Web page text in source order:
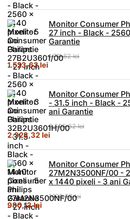
Monitor Consumer
27 inch - Black -
Garantie
1.711,62lei
Prețul inițial a fost: 1.711,62 lei.
1.523,62leiPrețul curent este:
Monitor Consumer
- 31.5 inch - Black -
ani Garantie
2.525,62lei
Prețul inițial a fost: 2.525,62 lei.
2.323,32 leiPrețul curent este:
Monitor Consumer
27M2N3500NF/00 -
x 1440 pixeli - 3 ani
1.193,62lei
Prețul inițial a fost: 1.193,62 lei.
980,13leiPrețul curent este: